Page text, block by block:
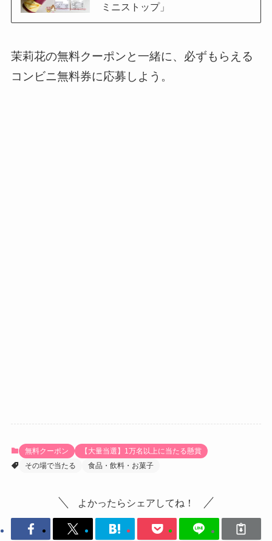
ミニストップ」
茉莉花の無料クーポンと一緒に、必ずもらえる
コンビニ無料券に応募しよう。
無料クーポン
【大量当選】1万名以上に当たる懸賞
その場で当たる
食品・飲料・お菓子
よかったらシェアしてね！